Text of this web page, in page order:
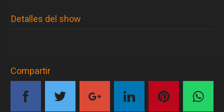
Detalles del show
Compartir